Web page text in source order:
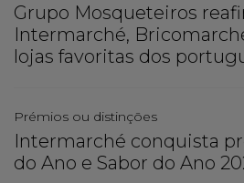
Grupo Mosqueteiros
Intermarché,
lojas favoritas dos
Prémios ou distinções
Intermarché conquista
do Ano e Sabor do Ano